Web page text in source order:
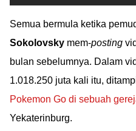
Semua bermula ketika
Sokolovsky mem-posting
bulan sebelumnya. Dalam
1.018.250 juta kali itu,
Pokemon Go di sebuah
Yekaterinburg.